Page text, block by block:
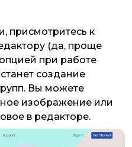
присмотритесь к
(да, проще
при работе
создание
Вы можете
изображение или
в редакторе.